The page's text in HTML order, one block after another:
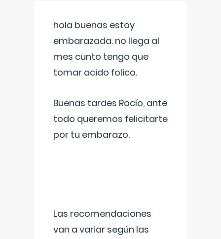
hola buenas estoy
embarazada. no llega al
mes cunto tengo que
tomar acido folico.
Buenas tardes Rocío, ante
todo queremos felicitarte
por tu embarazo.
Las recomendaciones
van a variar según las